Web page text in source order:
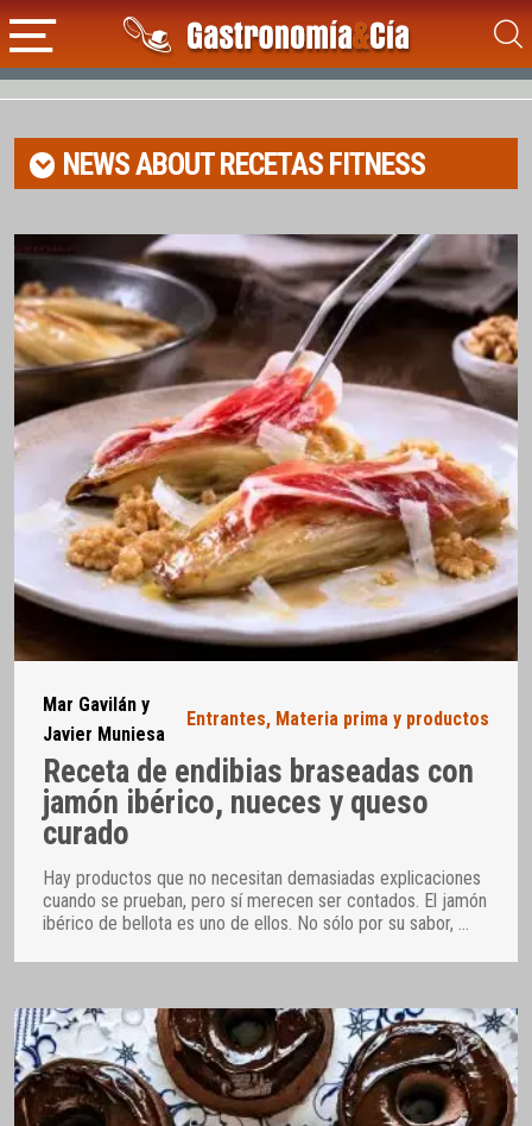
NEWS ABOUTRECETAS FITNESS
Mar Gavilán y
Javier Muniesa
Entrantes, Materia prima y productos
Receta de endibias braseadas con
jamón ibérico, nueces y queso
curado
Hay productos que no necesitan demasiadas explicaciones
cuando se prueban, pero sí merecen ser contados. El jamón
ibérico de bellota es uno de ellos. No sólo por su sabor,